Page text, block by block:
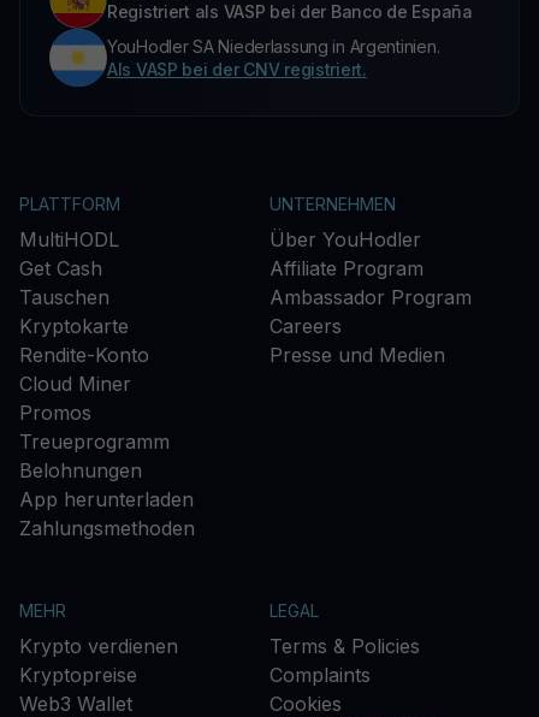
Registriert als VASP bei der Banco de España
YouHodler SA Niederlassung in Argentinien.
Als VASP bei der CNV registriert.
PLATTFORM
MultiHODL
Get Cash
Tauschen
Kryptokarte
Rendite-Konto
Cloud Miner
Promos
Treueprogramm
Belohnungen
App herunterladen
Zahlungsmethoden
UNTERNEHMEN
Über YouHodler
Affiliate Program
Ambassador Program
Careers
Presse und Medien
MEHR
Krypto verdienen
Kryptopreise
Web3 Wallet
LEGAL
Terms & Policies
Complaints
Cookies